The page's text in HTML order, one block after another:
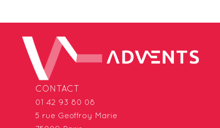
CONTACT
01 42 93 80 08
5 rue Geoffroy Marie